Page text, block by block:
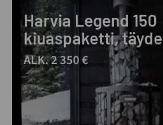
Harvia Legend 150
kiuaspaketti,
ALK. 2 350 €